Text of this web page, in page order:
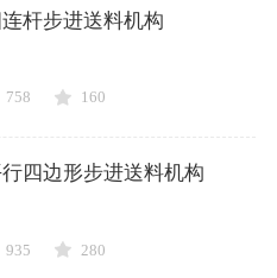
杆步进送料机构
758 160
四边形步进送料机构
935 280